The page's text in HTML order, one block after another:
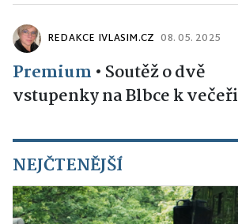
REDAKCE IVLASIM.CZ 08. 05. 2025
Premium • Soutěž o dvě
vstupenky na Blbce k večeři
NEJČTENĚJŠÍ